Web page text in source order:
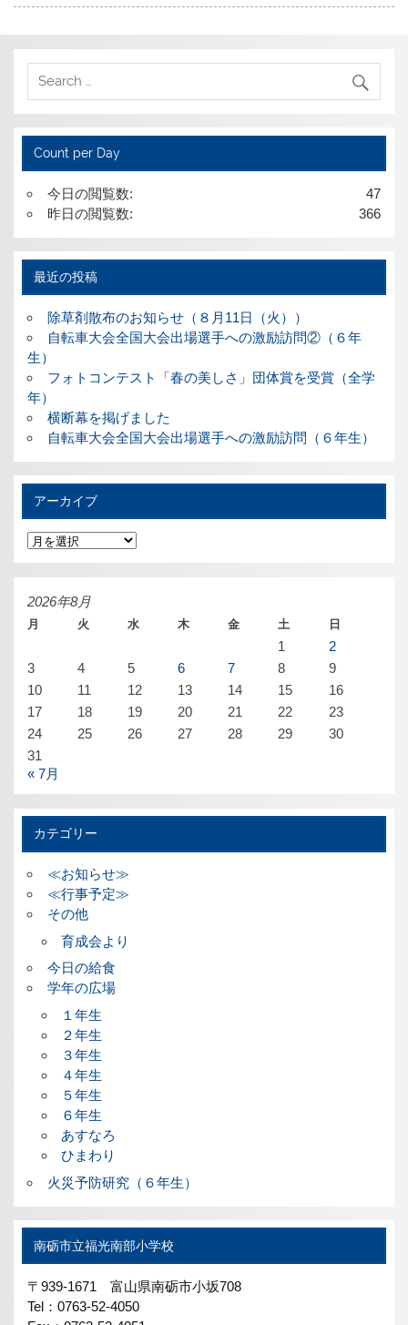
Count per Day
47
今日の閲覧数:
366
昨日の閲覧数:
最近の投稿
除草剤散布のお知らせ（８月11日（火））
自転車大会全国大会出場選手への激励訪問②（６年
生）
フォトコンテスト「春の美しさ」団体賞を受賞（全学
年）
横断幕を掲げました
自転車大会全国大会出場選手への激励訪問（６年生）
アーカイブ
ア
ー
カ
イ
2026年8月
月 火 水 木 金 土 日
1
2
3
4 5 6 7 8
9
10
11 12 13 14 15
16
17
18 19 20 21 22
23
24
25 26 27 28 29
30
31
« 7月
カテゴリー
≪お知らせ≫
≪行事予定≫
その他
育成会より
今日の給食
学年の広場
１年生
２年生
３年生
４年生
５年生
６年生
あすなろ
ひまわり
火災予防研究（６年生）
南砺市立福光南部小学校
〒939-1671 富山県南砺市小坂708
Tel：0763-52-4050